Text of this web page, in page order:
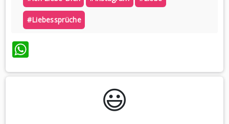
#liebessprüche
WhatsApp
😃️